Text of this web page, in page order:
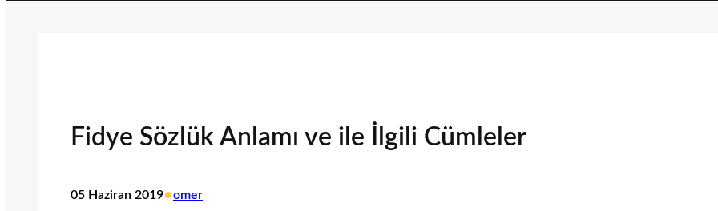
Fidye Sözlük Anlamı ve ile İlgili Cümleler
05 Haziran 2019•omer